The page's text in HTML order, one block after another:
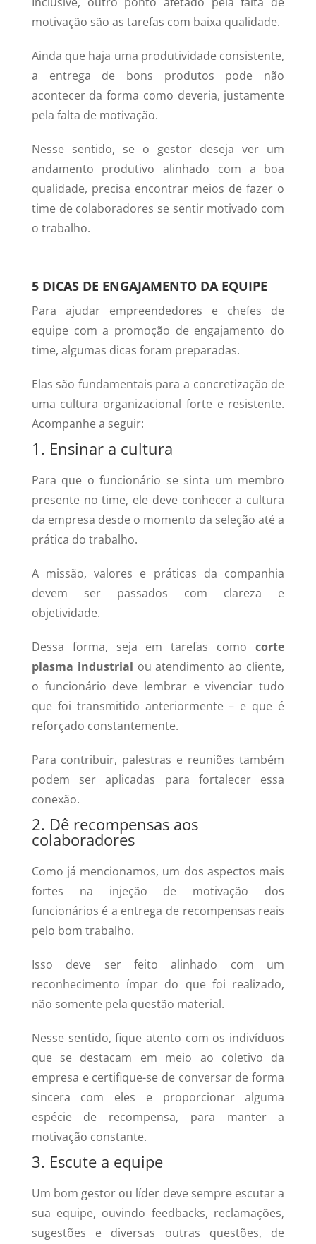
motivação são as tarefas com baixa qualidade.
Ainda que haja uma produtividade consistente,
a entrega de bons produtos pode não
acontecer da forma como deveria, justamente
pela falta de motivação.
Nesse sentido, se o gestor deseja ver um
andamento produtivo alinhado com a boa
qualidade, precisa encontrar meios de fazer o
time de colaboradores se sentir motivado com
o trabalho.
5 DICAS DE ENGAJAMENTO DA EQUIPE
Para ajudar empreendedores e chefes de
equipe com a promoção de engajamento do
time, algumas dicas foram preparadas.
Elas são fundamentais para a concretização de
uma cultura organizacional forte e resistente.
Acompanhe a seguir:
1. Ensinar a cultura
Para que o funcionário se sinta um membro
presente no time, ele deve conhecer a cultura
da empresa desde o momento da seleção até a
prática do trabalho.
A missão, valores e práticas da companhia
devem ser passados com clareza e
objetividade.
Dessa forma, seja em tarefas comocorte
plasma industrial ou atendimento ao cliente,
o funcionário deve lembrar e vivenciar tudo
que foi transmitido anteriormente – e que é
reforçado constantemente.
Para contribuir, palestras e reuniões também
podem ser aplicadas para fortalecer essa
conexão.
2. Dê recompensas aos
colaboradores
Como já mencionamos, um dos aspectos mais
fortes na injeção de motivação dos
funcionários é a entrega de recompensas reais
pelo bom trabalho.
Isso deve ser feito alinhado com um
reconhecimento ímpar do que foi realizado,
não somente pela questão material.
Nesse sentido, fique atento com os indivíduos
que se destacam em meio ao coletivo da
empresa e certifique-se de conversar de forma
sincera com eles e proporcionar alguma
espécie de recompensa, para manter a
motivação constante.
3. Escute a equipe
Um bom gestor ou líder deve sempre escutar a
sua equipe, ouvindo feedbacks, reclamações,
sugestões e diversas outras questões, de